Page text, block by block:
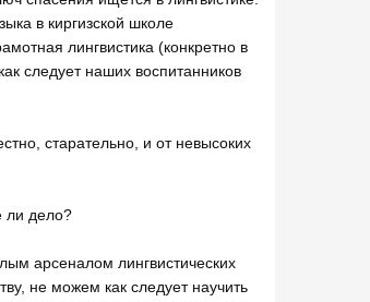
в киргизской школе
лингвистика (конкретно в
следует наших воспитанников
старательно, и от невысоких
ли дело?
арсеналом лингвистических
не можем как следует научить